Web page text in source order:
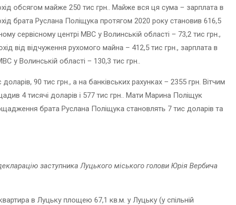
обсягом майже 250 тис грн.. Майже вся ця сума – зарплата в
брата Руслана Поліщука протягом 2020 року становив 616,5
сервісному центрі МВС у Волинській області – 73,2 тис грн.,
від відчуження рухомого майна – 412,5 тис грн., зарплата в
у Волинській області – 130,3 тис грн..
90 тис грн., а на банківських рахунках – 2355 грн. Вітчим
4 тисячі доларів і 577 тис грн.. Мати Марина Поліщук
брата Руслана Поліщука становлять 7 тис доларів та
заступника Луцького міського голови Юрія Вербича
в Луцьку площею 67,1 кв.м. у Луцьку (у спільній